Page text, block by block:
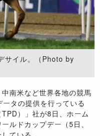
サイル。（Photo by
南米など世界各地の競馬
タの提供を行っている
）」社が8日、ホーム
ルドカップデー（5日、